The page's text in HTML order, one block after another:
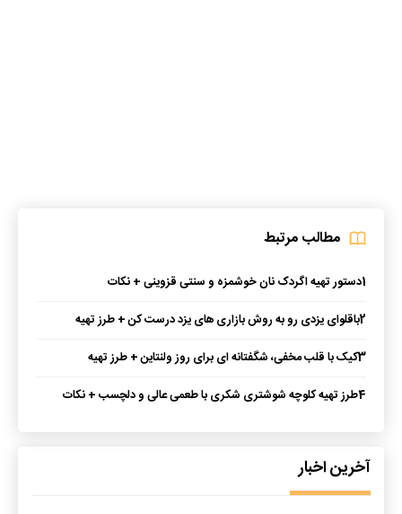
مطالب مرتبط
1دستور تهیه اگردک نان خوشمزه و سنتی قزوینی + نکات
2باقلوای یزدی رو به روش بازاری های یزد درست کن + طرز تهیه
3کیک با قلب مخفی، شگفتانه‌ ای برای روز ولنتاین + طرز تهیه
4طرز تهیه کلوچه شوشتری شکری با طعمی عالی و دلچسب + نکات
آخرین اخبار